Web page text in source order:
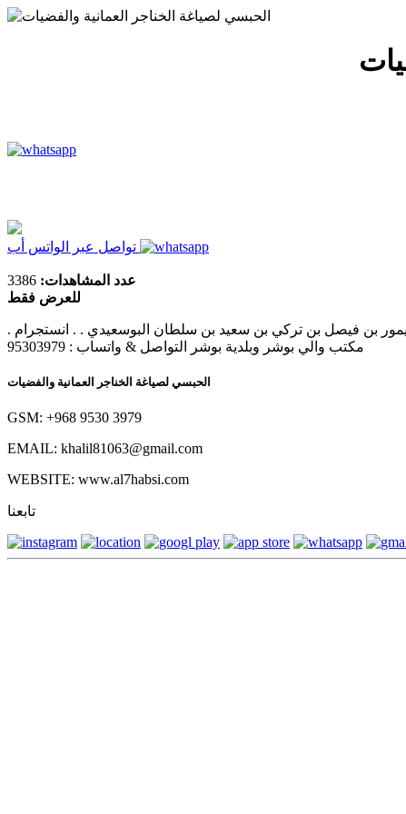
تواصل معنا
عدد المشاهدات: 3386
للعرض فقط
. سعيد بن تيمور بن فيصل بن تركي بن سعيد بن سلطان البوسعيدي . . انستجرام: @khanjer_oman : @khanjer_oman @khanjer_oman @khanjer_oman موقعنا : مسقط- الغبرة الجنوبية (جامع الرحمة) خلف
مكتب والي بوشر وبلدية بوشر التواصل & واتساب : 95303979
الحبسي لصياغة الخناجر العمانية والفضيات
GSM: +968 9530 3979
EMAIL: khalil81063@gmail.com
WEBSITE: www.al7habsi.com
تابعنا